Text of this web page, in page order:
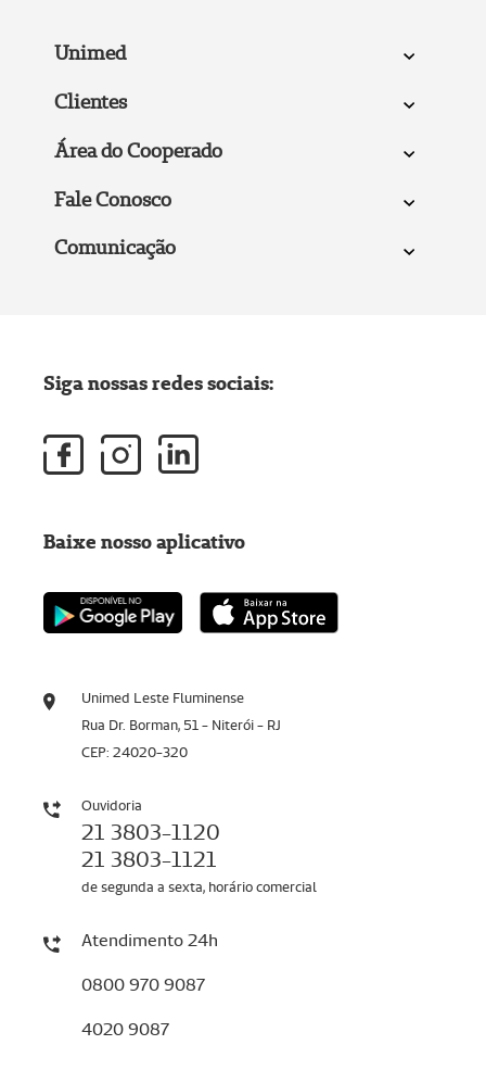
Unimed
Clientes
Área do Cooperado
Fale Conosco
Comunicação
Unimed Leste Fluminense
Rua Dr. Borman, 51 - Niterói - RJ
CEP: 24020-320
Ouvidoria
21 3803-1120
21 3803-1121
de segunda a sexta, horário comercial
Atendimento 24h
0800 970 9087
4020 9087
Siga nossas redes sociais:
Baixe nosso aplicativo